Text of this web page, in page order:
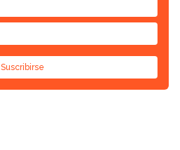
Suscribirse